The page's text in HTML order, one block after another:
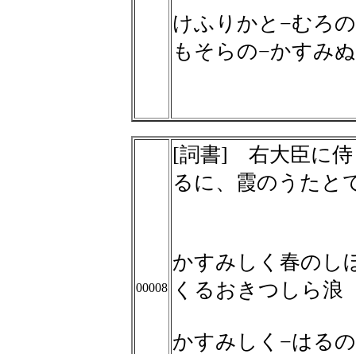
けふりかと−むろ
もそらの−かすみ
00008
[詞書] 右大臣に侍
るに、霞のうたと
かすみしく春のし
くるおきつしら浪
かすみしく−はる